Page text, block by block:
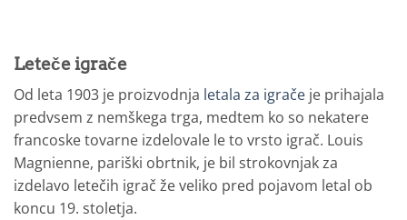
Leteče igrače
Od leta 1903 je proizvodnja letala za igrače je prihajala
predvsem z nemškega trga, medtem ko so nekatere
francoske tovarne izdelovale le to vrsto igrač. Louis
Magnienne, pariški obrtnik, je bil strokovnjak za
izdelavo letečih igrač že veliko pred pojavom letal ob
koncu 19. stoletja.